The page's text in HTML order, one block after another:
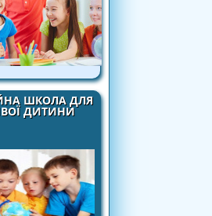
ШКОЛА ДЛЯ
ДИТИНИ